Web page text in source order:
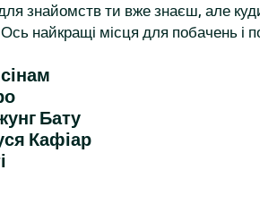
знайомств ти вже знаєш, але
найкращі місця для побачень і
Бату
Кафіар